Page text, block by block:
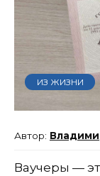
ИЗ ЖИЗНИ
Ваучеры —